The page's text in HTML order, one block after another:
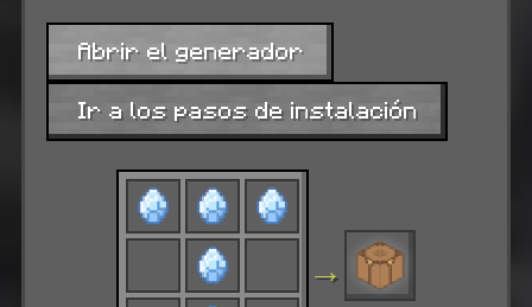
Abrir el generador
Ir a los pasos de instalación
→